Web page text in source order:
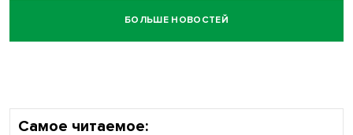
Кибертанки пошли в бой: «Ростелеком» объявляет
БОЛЬШЕ НОВОСТЕЙ
Самое читаемое: